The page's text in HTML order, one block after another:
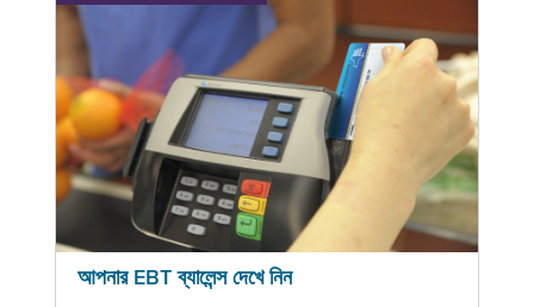
আপনার EBT ব্যালেন্স দেখে নিন